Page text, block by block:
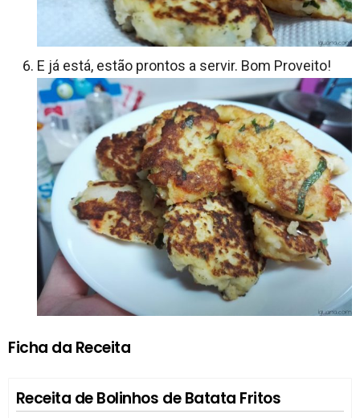
E já está, estão prontos a servir. Bom Proveito!
Ficha da Receita
Receita de Bolinhos de Batata Fritos